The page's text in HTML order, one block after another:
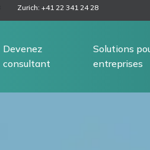
Zurich: +41 22 341 24 28
Devenez
consultant
Solutions
entreprises